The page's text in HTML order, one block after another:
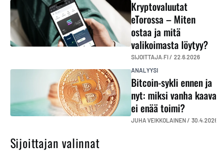
Kryptovaluutat
eTorossa – Miten
ostaa ja mitä
valikoimasta löytyy?
SIJOITTAJA.FI / 22.6.2026
ANALYYSI
Bitcoin-sykli ennen ja
nyt: miksi vanha kaava
ei enää toimi?
JUHA VEIKKOLAINEN / 30.4.2026
Sijoittajan valinnat